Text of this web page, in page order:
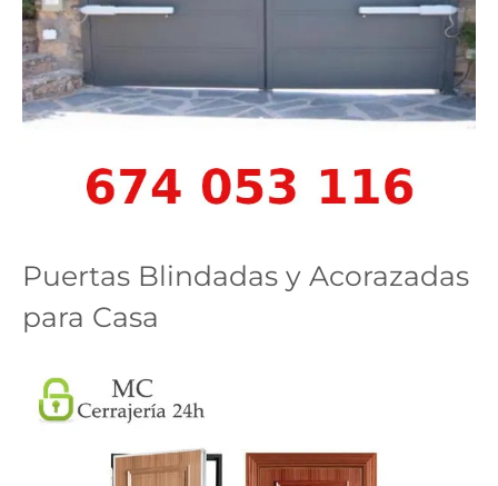
Puertas Blindadas y Acorazadas
para Casa